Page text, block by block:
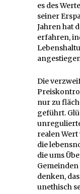
es des
seiner
Jahren hat
erfahren,
Die
nur zu
geführt.
realen
die
die ums
denken,
unethisch